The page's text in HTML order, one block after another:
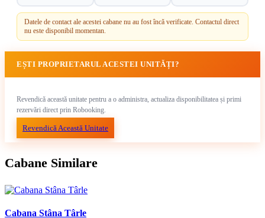
Datele de contact ale acestei cabane nu au fost încă verificate. Contactul direct
nu este disponibil momentan.
EȘTI PROPRIETARUL ACESTEI UNITĂȚI?
Revendică această unitate pentru a o administra, actualiza disponibilitatea și primi
rezervări direct prin Robooking.
Revendică Această Unitate
Cabane Similare
Cabana Stâna Târle